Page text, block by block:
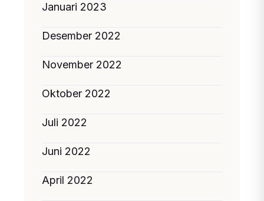
Januari 2023
Desember 2022
November 2022
Oktober 2022
Juli 2022
Juni 2022
April 2022